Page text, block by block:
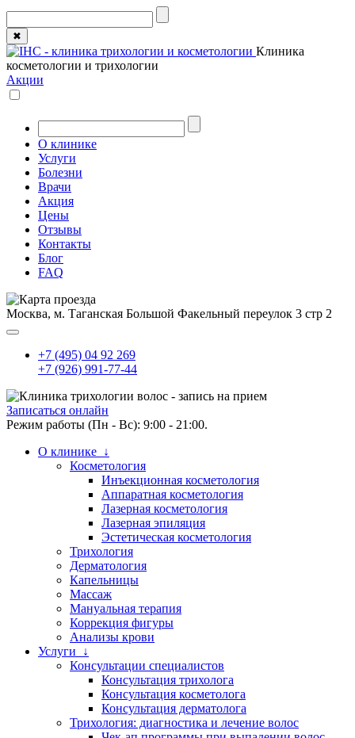
✖
Клиника
косметологии и трихологии
Акции
О клинике
Услуги
Болезни
Врачи
Акция
Цены
Отзывы
Контакты
Блог
FAQ
Москва, м. Таганская Большой Факельный переулок 3 стр 2
+7 (495) 04 92 269
+7 (926) 991-77-44
Записаться онлайн
Режим работы (Пн - Вс): 9:00 - 21:00.
О клинике ↓
Косметология
Инъекционная косметология
Аппаратная косметология
Лазерная косметология
Лазерная эпиляция
Эстетическая косметология
Трихология
Дерматология
Капельницы
Массаж
Мануальная терапия
Коррекция фигуры
Анализы крови
Услуги ↓
Консультации специалистов
Консультация трихолога
Консультация косметолога
Консультация дерматолога
Трихология: диагностика и лечение волос